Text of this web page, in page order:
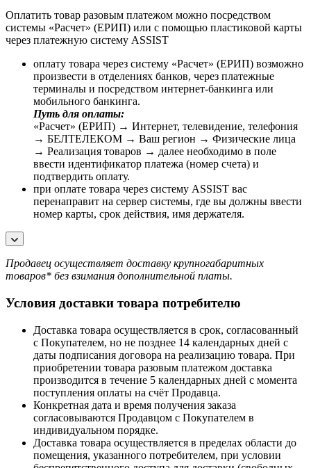
Оплатить товар разовым платежом можно посредством
системы «Расчет» (ЕРИП) или с помощью пластиковой карты
через платежную систему ASSIST
оплату товара через систему «Расчет» (ЕРИП) возможно
произвести в отделениях банков, через платежные
терминалы и посредством интернет-банкинга или
мобильного банкинга.
Путь для оплаты:
«Расчет» (ЕРИП) → Интернет, телевидение, телефония
→ БЕЛТЕЛЕКОМ → Ваш регион → Физические лица
→ Реализация товаров → далее необходимо в поле
ввести идентификатор платежа (номер счета) и
подтвердить оплату.
при оплате товара через систему ASSIST вас
перенаправит на сервер системы, где вы должны ввести
номер карты, срок действия, имя держателя.
Продавец осуществляет доставку крупногабаритных
товаров* без взимания дополнительной платы.
Условия доставки товара потребителю
Доставка товара осуществляется в срок, согласованный
с Покупателем, но не позднее 14 календарных дней с
даты подписания договора на реализацию товара. При
приобретении товара разовым платежом доставка
производится в течение 5 календарных дней с момента
поступления оплаты на счёт Продавца.
Конкретная дата и время получения заказа
согласовываются Продавцом с Покупателем в
индивидуальном порядке.
Доставка товара осуществляется в пределах области до
помещения, указанного потребителем, при условии